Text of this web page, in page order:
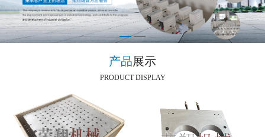
产品展示
PRODUCT DISPLAY